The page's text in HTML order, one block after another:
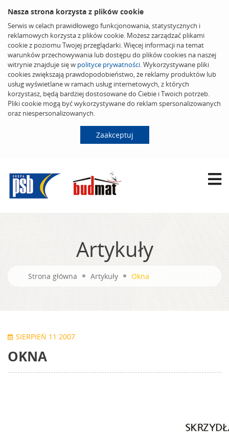
Nasza strona korzysta z plików cookie
Serwis w celach prawidłowego funkcjonowania, statystycznych i
reklamowych korzysta z plików cookie. Możesz zarządzać plikami
cookie z poziomu Twojej przeglądarki. Więcej informacji na temat
warunków przechowywania lub dostępu do plików cookies na naszej
witrynie znajduje się w polityce prywatności. Wykorzystywane pliki
cookies zwiększają prawdopodobieństwo, że reklamy produktów lub
usług wyświetlane w ramach usług internetowych, z których
korzystasz, będą bardziej dostosowane do Ciebie i Twoich potrzeb.
Pliki cookie mogą być wykorzystywane do reklam spersonalizowanych
oraz niespersonalizowanych.
Zaakceptuj
Artykuły
Strona główna Artykuły Okna
SIERPIEŃ 11 2007
OKNA